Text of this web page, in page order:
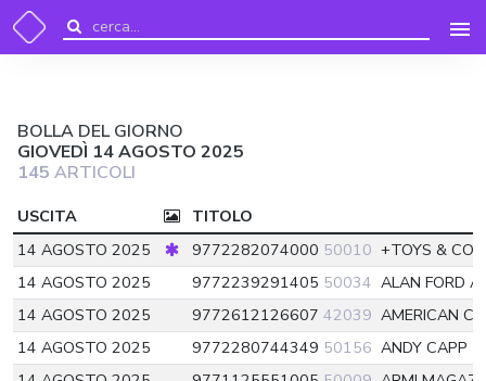
BOLLA DEL GIORNO
GIOVEDÌ 14 AGOSTO 2025
145 ARTICOLI
USCITA
TITOLO
14 AGOSTO 2025
9772282074000 50010 +TOYS & CO
14 AGOSTO 2025
9772239291405 50034 ALAN FORD
14 AGOSTO 2025
9772612126607 42039 AMERICAN
14 AGOSTO 2025
9772280744349 50156 ANDY CAPP